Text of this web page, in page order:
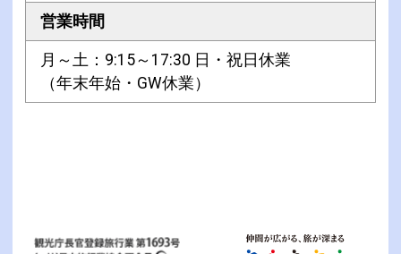
営業時間
月～土：9:15～17:30 日・祝日休業
（年末年始・GW休業）